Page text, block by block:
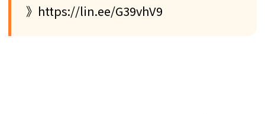
》https://lin.ee/G39vhV9